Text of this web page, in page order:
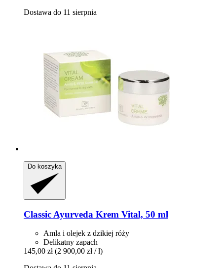
Dostawa do 11 sierpnia
Do koszyka
Classic Ayurveda Krem Vital, 50 ml
Amla i olejek z dzikiej róży
Delikatny zapach
145,00 zł (2 900,00 zł / l)